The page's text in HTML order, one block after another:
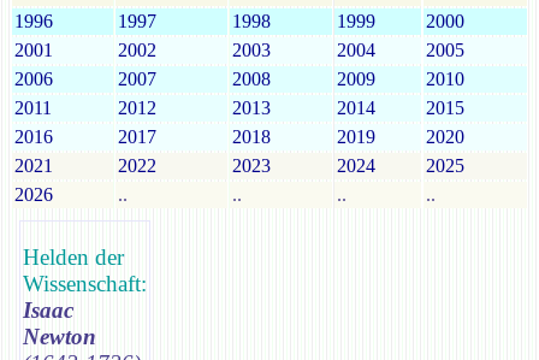
1996
1997 1998 1999
2000
2001
2002 2003 2004
2005
2006
2007 2008 2009
2010
2011
2012 2013 2014
2015
2016
2017 2018 2019
2020
2021
2022 2023 2024
2025
2026
.. .. .. ..
Helden der
Wissenschaft:
Isaac
Newton